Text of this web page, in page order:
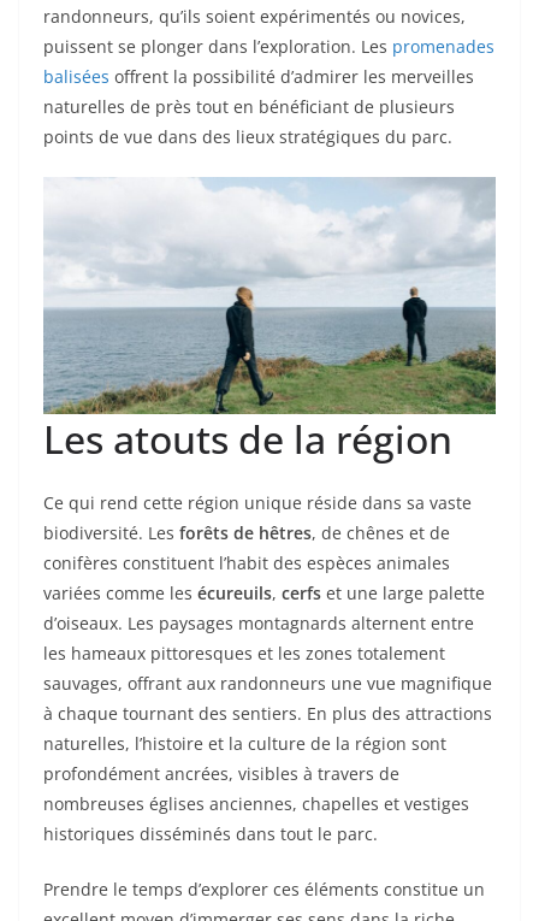
randonneurs, qu’ils soient expérimentés ou novices,
puissent se plonger dans l’exploration. Les promenades
balisées offrent la possibilité d’admirer les merveilles
naturelles de près tout en bénéficiant de plusieurs
points de vue dans des lieux stratégiques du parc.
Les atouts de la région
Ce qui rend cette région unique réside dans sa vaste
biodiversité. Les forêts de hêtres, de chênes et de
conifères constituent l’habit des espèces animales
variées comme les écureuils, cerfs et une large palette
d’oiseaux. Les paysages montagnards alternent entre
les hameaux pittoresques et les zones totalement
sauvages, offrant aux randonneurs une vue magnifique
à chaque tournant des sentiers. En plus des attractions
naturelles, l’histoire et la culture de la région sont
profondément ancrées, visibles à travers de
nombreuses églises anciennes, chapelles et vestiges
historiques disséminés dans tout le parc.
Prendre le temps d’explorer ces éléments constitue un